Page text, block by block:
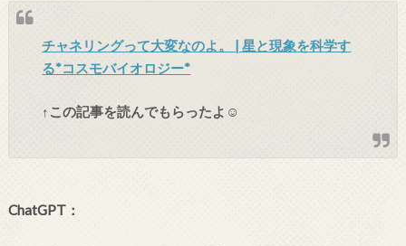
チャネリングって大変なのよ。 | 星と現象を科学す
る*コスモバイオロジー*
↑この記事を読んでもらったよ☺
ChatGPT：